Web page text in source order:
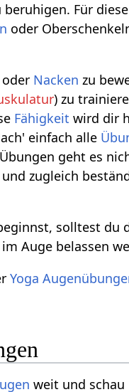
beruhigen. Für diese
oder
oder Nacken zu
) zu
Fähigkeit wird dir
einfach alle
geht es
zugleich
solltest du
Auge belassen
Yoga
weit und schau